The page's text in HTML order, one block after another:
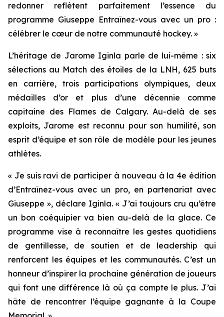
redonner reflètent parfaitement l’essence du
programme Giuseppe Entraînez-vous avec un pro :
célébrer le cœur de notre communauté hockey. »
L’héritage de Jarome Iginla parle de lui-même : six
sélections au Match des étoiles de la LNH, 625 buts
en carrière, trois participations olympiques, deux
médailles d’or et plus d’une décennie comme
capitaine des Flames de Calgary. Au-delà de ses
exploits, Jarome est reconnu pour son humilité, son
esprit d’équipe et son rôle de modèle pour les jeunes
athlètes.
« Je suis ravi de participer à nouveau à la 4e édition
d’Entraînez-vous avec un pro, en partenariat avec
Giuseppe », déclare Iginla. « J’ai toujours cru qu’être
un bon coéquipier va bien au-delà de la glace. Ce
programme vise à reconnaître les gestes quotidiens
de gentillesse, de soutien et de leadership qui
renforcent les équipes et les communautés. C’est un
honneur d’inspirer la prochaine génération de joueurs
qui font une différence là où ça compte le plus. J’ai
hâte de rencontrer l’équipe gagnante à la Coupe